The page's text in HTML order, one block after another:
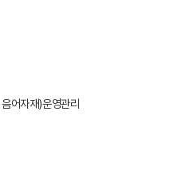
어자재)운영관리